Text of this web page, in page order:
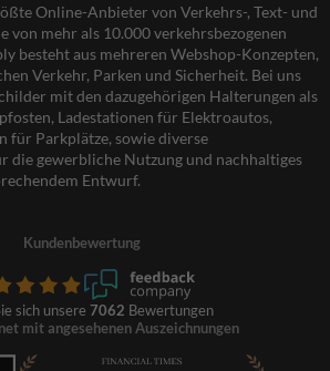
Online-Anbieter von Verkehrs-, Text- und
von mehr als 10.000 verkehrsbezogenen
besteht aus mehreren Webshop-Konzepten,
Verkehr, Parken und Sicherheit. Bei uns
mit den dazugehörigen Halterungen als
Ladestationen für Elektroautos,
für Parkplätze, sowie diverse
die gewerbliche Nutzung und nachhaltiges
Entwurf.
Kundenbewertung
sich unsere 7062 Bewertungen
mit angesehenen Auszeichnungen